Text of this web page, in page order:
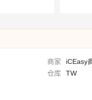
商家
iCEasy
仓库
TW